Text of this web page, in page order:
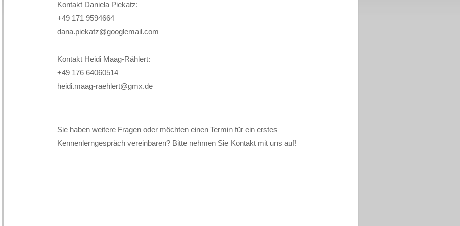
Kontakt Daniela Piekatz:
+49 171 9594664
dana.piekatz@googlemail.com
Kontakt Heidi Maag-Rählert:
+49 176 64060514
heidi.maag-raehlert@gmx.de
Sie haben weitere Fragen oder möchten einen Termin für ein erstes
Kennenlerngespräch vereinbaren? Bitte nehmen Sie Kontakt mit uns auf!